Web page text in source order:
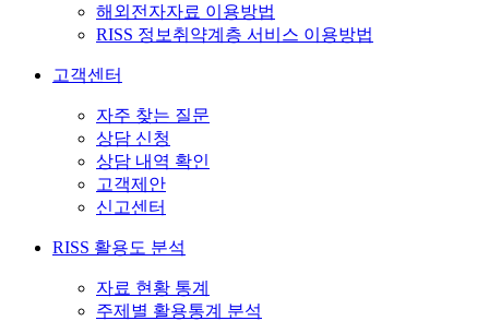
해외전자자료 이용방법
RISS 정보취약계층 서비스 이용방법
고객센터
자주 찾는 질문
상담 신청
상담 내역 확인
고객제안
신고센터
RISS 활용도 분석
자료 현황 통계
주제별 활용통계 분석